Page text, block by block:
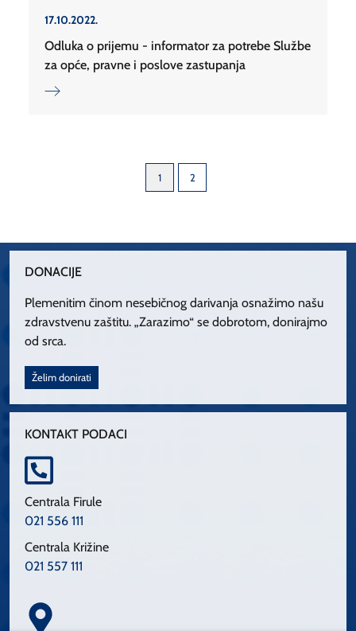
17.10.2022.
Odluka o prijemu - informator za potrebe Službe
za opće, pravne i poslove zastupanja
1 2
DONACIJE
Plemenitim činom nesebičnog darivanja osnažimo našu
zdravstvenu zaštitu. „Zarazimo“ se dobrotom, donirajmo
od srca.
Želim donirati
KONTAKT PODACI
Centrala Firule
021 556 111
Centrala Križine
021 557 111